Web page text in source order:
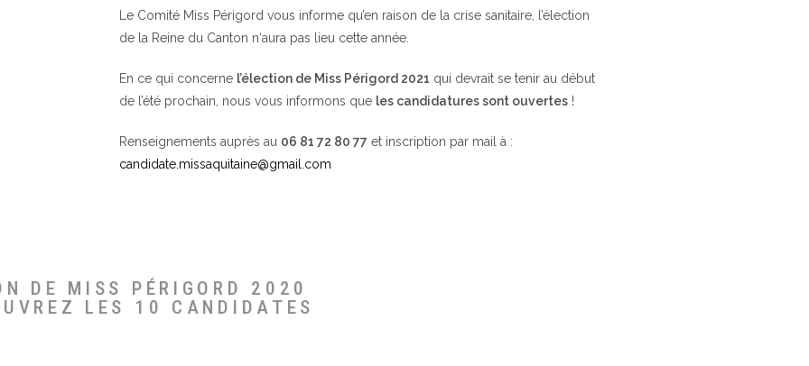
Le Comité Miss Périgord vous informe qu’en raison de la crise sanitaire, l’élection
de la Reine du Canton n‘aura pas lieu cette année.
En ce qui concerne l’élection de Miss Périgord 2021 qui devrait se tenir au début
de l’été prochain, nous vous informons que les candidatures sont ouvertes !
Renseignements auprès au 06 81 72 80 77 et inscription par mail à :
candidate.missaquitaine@gmail.com
DE MISS PÉRIGORD 2020
LES 10 CANDIDATES